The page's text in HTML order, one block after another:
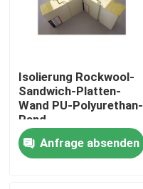
Haus
Isolierung Rockwool-
Sandwich-Platten-
Wand PU-Polyurethan-
Rand
Anfrage absenden